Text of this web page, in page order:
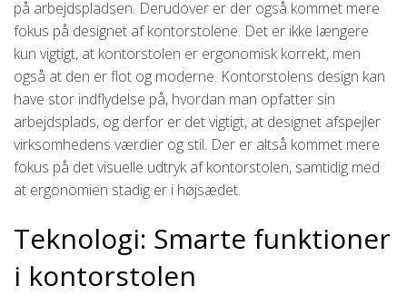
på arbejdspladsen. Derudover er der også kommet mere
fokus på designet af kontorstolene. Det er ikke længere
kun vigtigt, at kontorstolen er ergonomisk korrekt, men
også at den er flot og moderne. Kontorstolens design kan
have stor indflydelse på, hvordan man opfatter sin
arbejdsplads, og derfor er det vigtigt, at designet afspejler
virksomhedens værdier og stil. Der er altså kommet mere
fokus på det visuelle udtryk af kontorstolen, samtidig med
at ergonomien stadig er i højsædet.
Teknologi: Smarte funktioner
i kontorstolen